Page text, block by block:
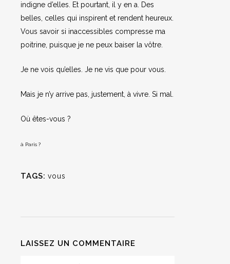
indigne d’elles. Et pourtant, il y en a. Des
belles, celles qui inspirent et rendent heureux.
Vous savoir si inaccessibles compresse ma
poitrine, puisque je ne peux baiser la vôtre.
Je ne vois qu’elles. Je ne vis que pour vous.
Mais je n’y arrive pas, justement, à vivre. Si mal.
Où êtes-vous ?
à Paris ?
TAGS: vous
LAISSEZ UN COMMENTAIRE